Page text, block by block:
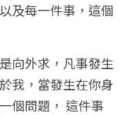
及每一件事，這個
向外求，凡事發生
我，當發生在你身
個問題， 這件事